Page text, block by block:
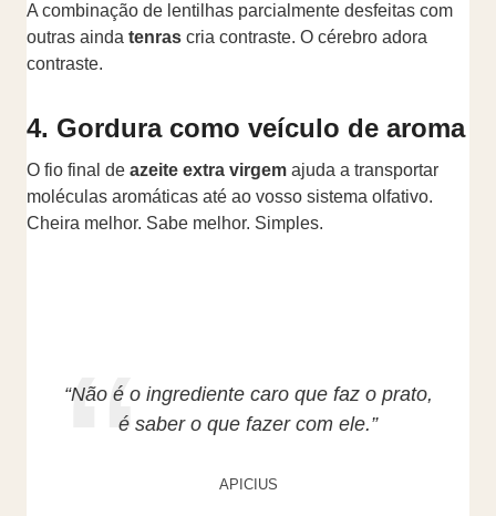
A combinação de lentilhas parcialmente desfeitas com
outras ainda tenras cria contraste. O cérebro adora
contraste.
4. Gordura como veículo de aroma
O fio final de azeite extra virgem ajuda a transportar
moléculas aromáticas até ao vosso sistema olfativo.
Cheira melhor. Sabe melhor. Simples.
“Não é o ingrediente caro que faz o prato,
é saber o que fazer com ele.”
APICIUS